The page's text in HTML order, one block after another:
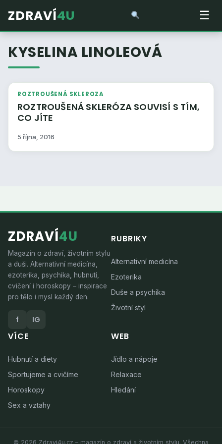
ZDRAVÍ4U ☰
KYSELINA LINOLEOVÁ
ROZTROUŠENÁ SKLEROZA
ROZTROUŠENÁ SKLERÓZA SOUVISÍ S TÍM,
CO JÍTE
5 října, 2016
ZDRAVÍ4U
Magazín o zdraví, životním stylu
a duši. Alternativní medicína,
ezoterika, psychika, hubnutí,
cvičení i horoskopy – inspirace
pro tělo i mysl každý den.
f IG
RUBRIKY
Alternativní medicína
Ezoterika
Duše a psychika
Životní styl
VÍCE
Hubnutí a diety
Sportujeme a cvičíme
Horoskopy
Sex a vztahy
WEB
Jídlo a nápoje
Relaxace
Hledání
© 2026 Zdravi4u.cz – magazín o zdraví a životním stylu. Všechna